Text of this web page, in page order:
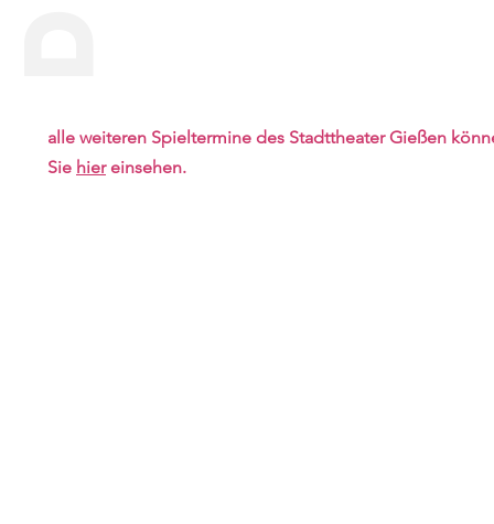
alle weiteren Spieltermine des Stadttheater Gießen
Sie hiereinsehen.